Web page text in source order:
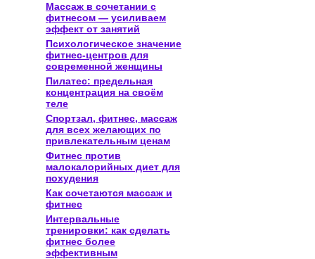
Массаж в сочетании с
фитнесом — усиливаем
эффект от занятий
Психологическое значение
фитнес-центров для
современной женщины
Пилатес: предельная
концентрация на своём
теле
Спортзал, фитнес, массаж
для всех желающих по
привлекательным ценам
Фитнес против
малокалорийных диет для
похудения
Как сочетаются массаж и
фитнес
Интервальные
тренировки: как сделать
фитнес более
эффективным